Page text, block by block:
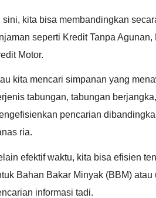
sini, kita bisa membandingkan
seperti Kredit Tanpa Agunan,
Motor.
kita mencari simpanan yang
tabungan, tabungan
pencarian
ria.
efektif waktu, kita bisa efisien
Bahan Bakar Minyak (BBM) atau
informasi tadi.